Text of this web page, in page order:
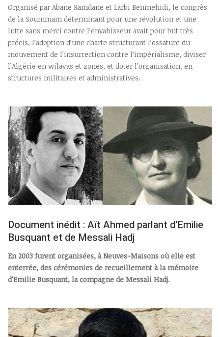
Organisé par Abane Ramdane et Larbi Benmehidi, le congrès
de la Soummam déterminant pour une révolution et une
lutte sans merci contre l’envahisseur avait pour but très
précis, l’adoption d’une charte structurant l’ossature du
mouvement de l’insurrection contre l’impérialisme, diviser
l’Algérie en wilayas et zones, et doter l’organisation, en
structures militaires et administratives.
Document inédit : Aït Ahmed parlant d'Emilie
Busquant et de Messali Hadj
En 2003 furent organisées, à Neuves-Maisons où elle est
enterrée, des cérémonies de recueillement à la mémoire
d'Emilie Busquant, la compagne de Messali Hadj.